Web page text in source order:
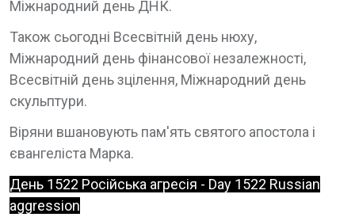
Міжнародний день ДНК.
Також сьогодні Всесвітній день нюху,
Міжнародний день фінансової незалежності,
Всесвітній день зцілення, Міжнародний день
скульптури.
Віряни вшановують пам'ять святого апостола і
євангеліста Марка.
День 1522 Російська агресія - Day 1522 Russian
aggression